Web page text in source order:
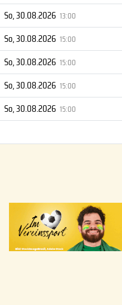
So, 30.08.2026 13:00
So, 30.08.2026 15:00
So, 30.08.2026 15:00
So, 30.08.2026 15:00
So, 30.08.2026 15:00